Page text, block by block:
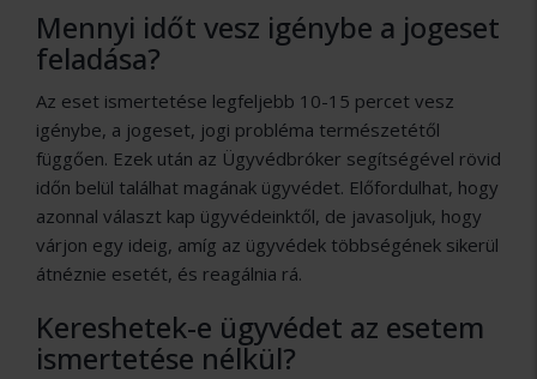
Mennyi időt vesz igénybe a jogeset
feladása?
Az eset ismertetése legfeljebb 10-15 percet vesz
igénybe, a jogeset, jogi probléma természetétől
függően. Ezek után az Ügyvédbróker segítségével rövid
időn belül találhat magának ügyvédet. Előfordulhat, hogy
azonnal választ kap ügyvédeinktől, de javasoljuk, hogy
várjon egy ideig, amíg az ügyvédek többségének sikerül
átnéznie esetét, és reagálnia rá.
Kereshetek-e ügyvédet az esetem
ismertetése nélkül?